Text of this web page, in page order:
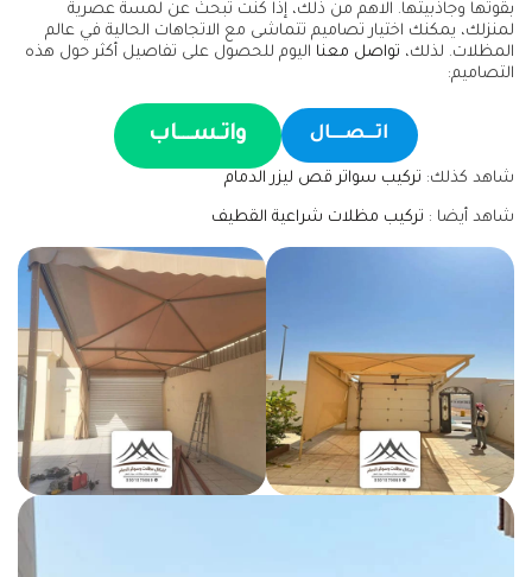
بقوتها وجاذبيتها. الاهم من ذلك، إذا كنت تبحث عن لمسة عصرية
لمنزلك، يمكنك اختيار تصاميم تتماشى مع الاتجاهات الحالية في عالم
المظلات. لذلك، تواصل معنا اليوم للحصول على تفاصيل أكثر حول هذه
التصاميم:
اتـــصــــال واتـســـاب
شاهد كذلك: تركيب سواتر قص ليزر الدمام
شاهد أيضا : تركيب مظلات شراعية القطيف